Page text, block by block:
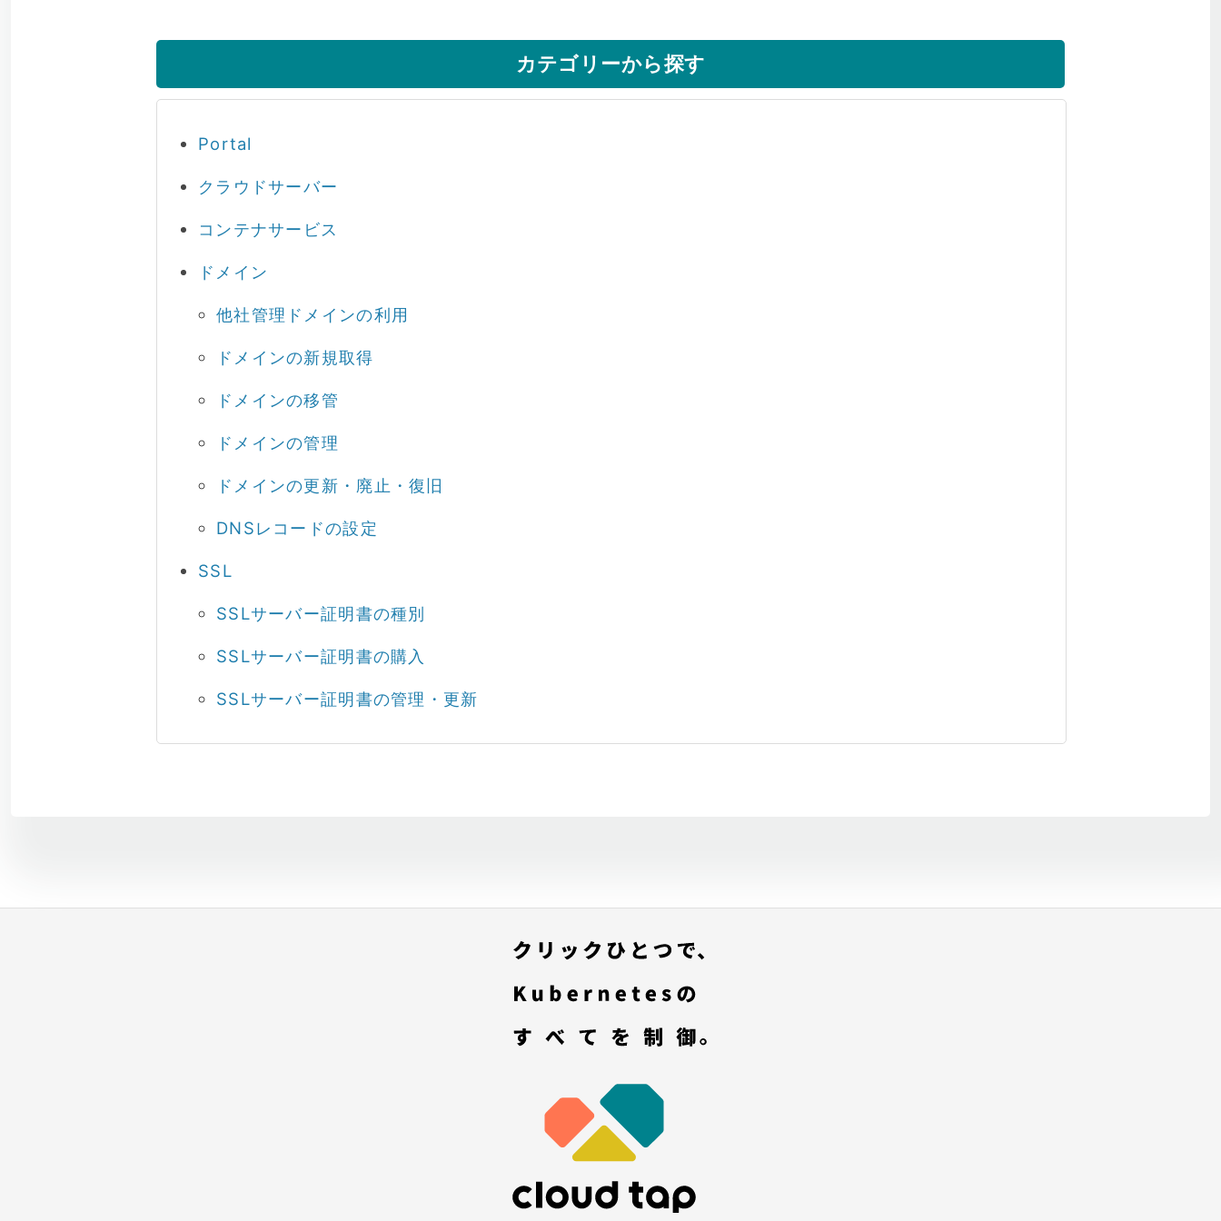
カテゴリーから探す
Portal
クラウドサーバー
コンテナサービス
ドメイン
他社管理ドメインの利用
ドメインの新規取得
ドメインの移管
ドメインの管理
ドメインの更新・廃止・復旧
DNSレコードの設定
SSL
SSLサーバー証明書の種別
SSLサーバー証明書の購入
SSLサーバー証明書の管理・更新